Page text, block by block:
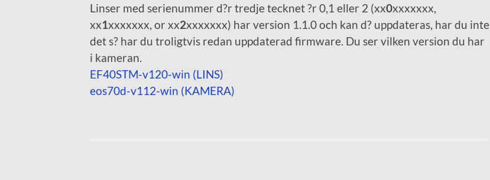
Linser med serienummer d?r tredje tecknet ?r 0,1 eller 2 (xx0xxxxxxx,
xx1xxxxxxx, or xx2xxxxxxx) har version 1.1.0 och kan d? uppdateras, har du inte
det s? har du troligtvis redan uppdaterad firmware. Du ser vilken version du har
i kameran.
EF40STM-v120-win (LINS)
eos70d-v112-win (KAMERA)